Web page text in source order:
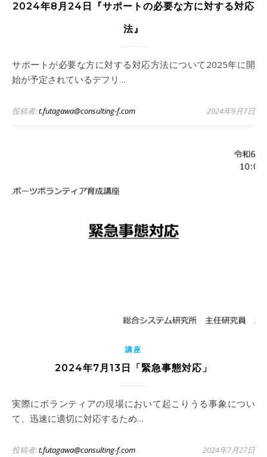
2024年8月24日『サポートの必要な方に対する対応
法』
サポートが必要な方に対する対応方法について2025年に開
始が予定されているデフリ…
投稿者:t.futagawa@consulting-f.com 2024年9月7日
講座
2024年7月13日「緊急事態対応」
実際にボランティアの現場において起こりうる事象につい
て、迅速に適切に対応するため…
投稿者:t.futagawa@consulting-f.com 2024年7月27日